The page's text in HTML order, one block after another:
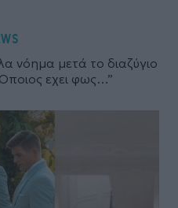
νόημα μετά το διαζύγιο
εχει φως…”